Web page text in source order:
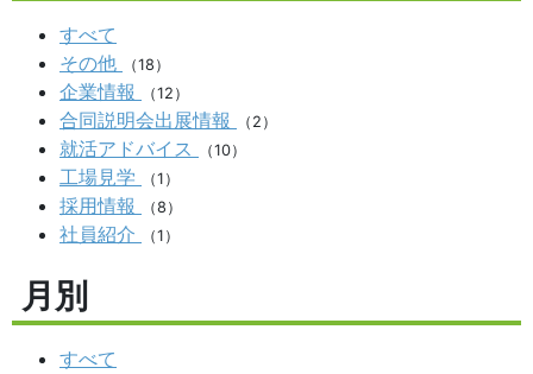
すべて
その他
（18）
企業情報 （12）
合同説明会出展情報 （2）
就活アドバイス （10）
工場見学 （1）
採用情報 （8）
社員紹介 （1）
月別
すべて